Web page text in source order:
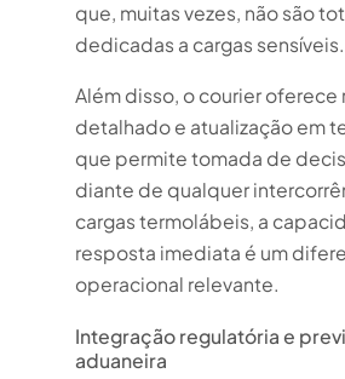
que, muitas vezes, não são
dedicadas a cargas sensíveis.
Além disso, o courier oferece
detalhado e atualização em
que permite tomada de
diante de qualquer
cargas termolábeis, a
resposta imediata é um
operacional relevante.
Integração regulatória e
aduaneira